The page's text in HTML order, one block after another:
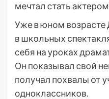
мечтал стать
Уже в юном возрасте
в школьных
себя на уроках
Он показывал свой
получал похвалы от
одноклассников.